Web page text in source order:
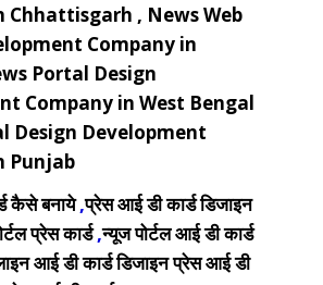
Chhattisgarh , News Web
Company in
Portal Design
Company in West Bengal
Design Development
Punjab
कैसे बनाये,प्रेस आई डी कार्ड डिजाइन
प्रेस कार्ड,न्यूज पोर्टल आई डी कार्ड
आई डी कार्ड डिजाइन प्रेस आई डी